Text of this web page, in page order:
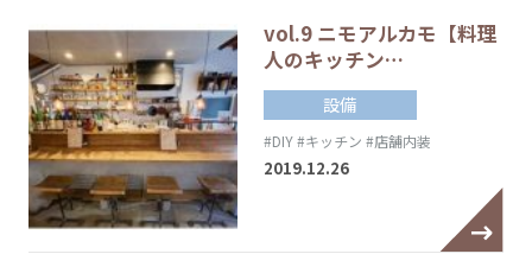
vol.9 ニモアルカモ【料理
人のキッチン…
設備
#DIY#キッチン #店舗内装
2019.12.26